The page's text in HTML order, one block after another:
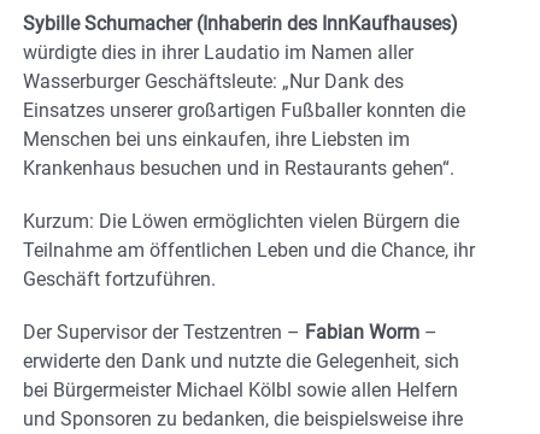
Sybille Schumacher (Inhaberin des InnKaufhauses)
würdigte dies in ihrer Laudatio im Namen aller
Wasserburger Geschäftsleute: „Nur Dank des
Einsatzes unserer großartigen Fußballer konnten die
Menschen bei uns einkaufen, ihre Liebsten im
Krankenhaus besuchen und in Restaurants gehen“.
Kurzum: Die Löwen ermöglichten vielen Bürgern die
Teilnahme am öffentlichen Leben und die Chance, ihr
Geschäft fortzuführen.
Der Supervisor der Testzentren – Fabian Worm –
erwiderte den Dank und nutzte die Gelegenheit, sich
bei Bürgermeister Michael Kölbl sowie allen Helfern
und Sponsoren zu bedanken, die beispielsweise ihre